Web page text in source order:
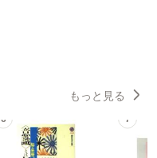
もっと見る
6 7